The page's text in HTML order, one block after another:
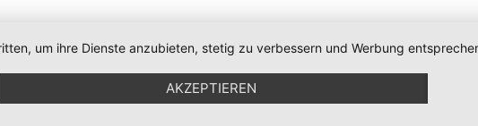
um ihre Dienste anzubieten, stetig zu verbessern und Werbung
AKZEPTIEREN